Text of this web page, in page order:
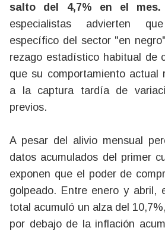
salto del 4,7% en el mes.
especialistas advierten
específico del sector "en
rezago estadístico habitual de
que su comportamiento actual
a la captura tardía de
previos.
A pesar del alivio mensual
datos acumulados del primer
exponen que el poder de
golpeado. Entre enero y abril,
total acumuló un alza del
por debajo de la inflación